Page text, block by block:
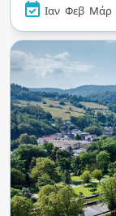
Ιαν Φεβ Μάρ